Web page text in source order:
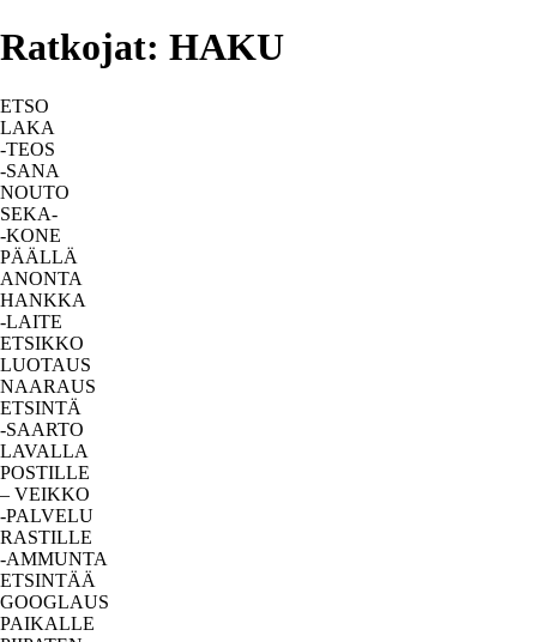
Ratkojat: HAKU
ETSO
LAKA
-TEOS
-SANA
NOUTO
SEKA-
-KONE
PÄÄLLÄ
ANONTA
HANKKA
-LAITE
ETSIKKO
LUOTAUS
NAARAUS
ETSINTÄ
-SAARTO
LAVALLA
POSTILLE
– VEIKKO
-PALVELU
RASTILLE
-AMMUNTA
ETSINTÄÄ
GOOGLAUS
PAIKALLE